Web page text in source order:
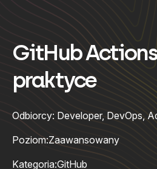
GitHub
praktyce
Odbiorcy: Developer, DevOps,
Poziom:Zaawansowany
Kategoria:GitHub